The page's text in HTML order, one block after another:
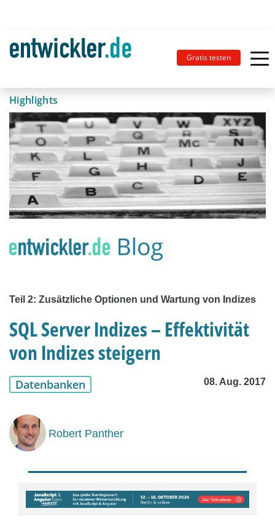
Gratis testen
Highlights
Teil 2: Zusätzliche Optionen und Wartung von Indizes
SQL Server Indizes – Effektivität
von Indizes steigern
Datenbanken 08. Aug. 2017
Robert Panther